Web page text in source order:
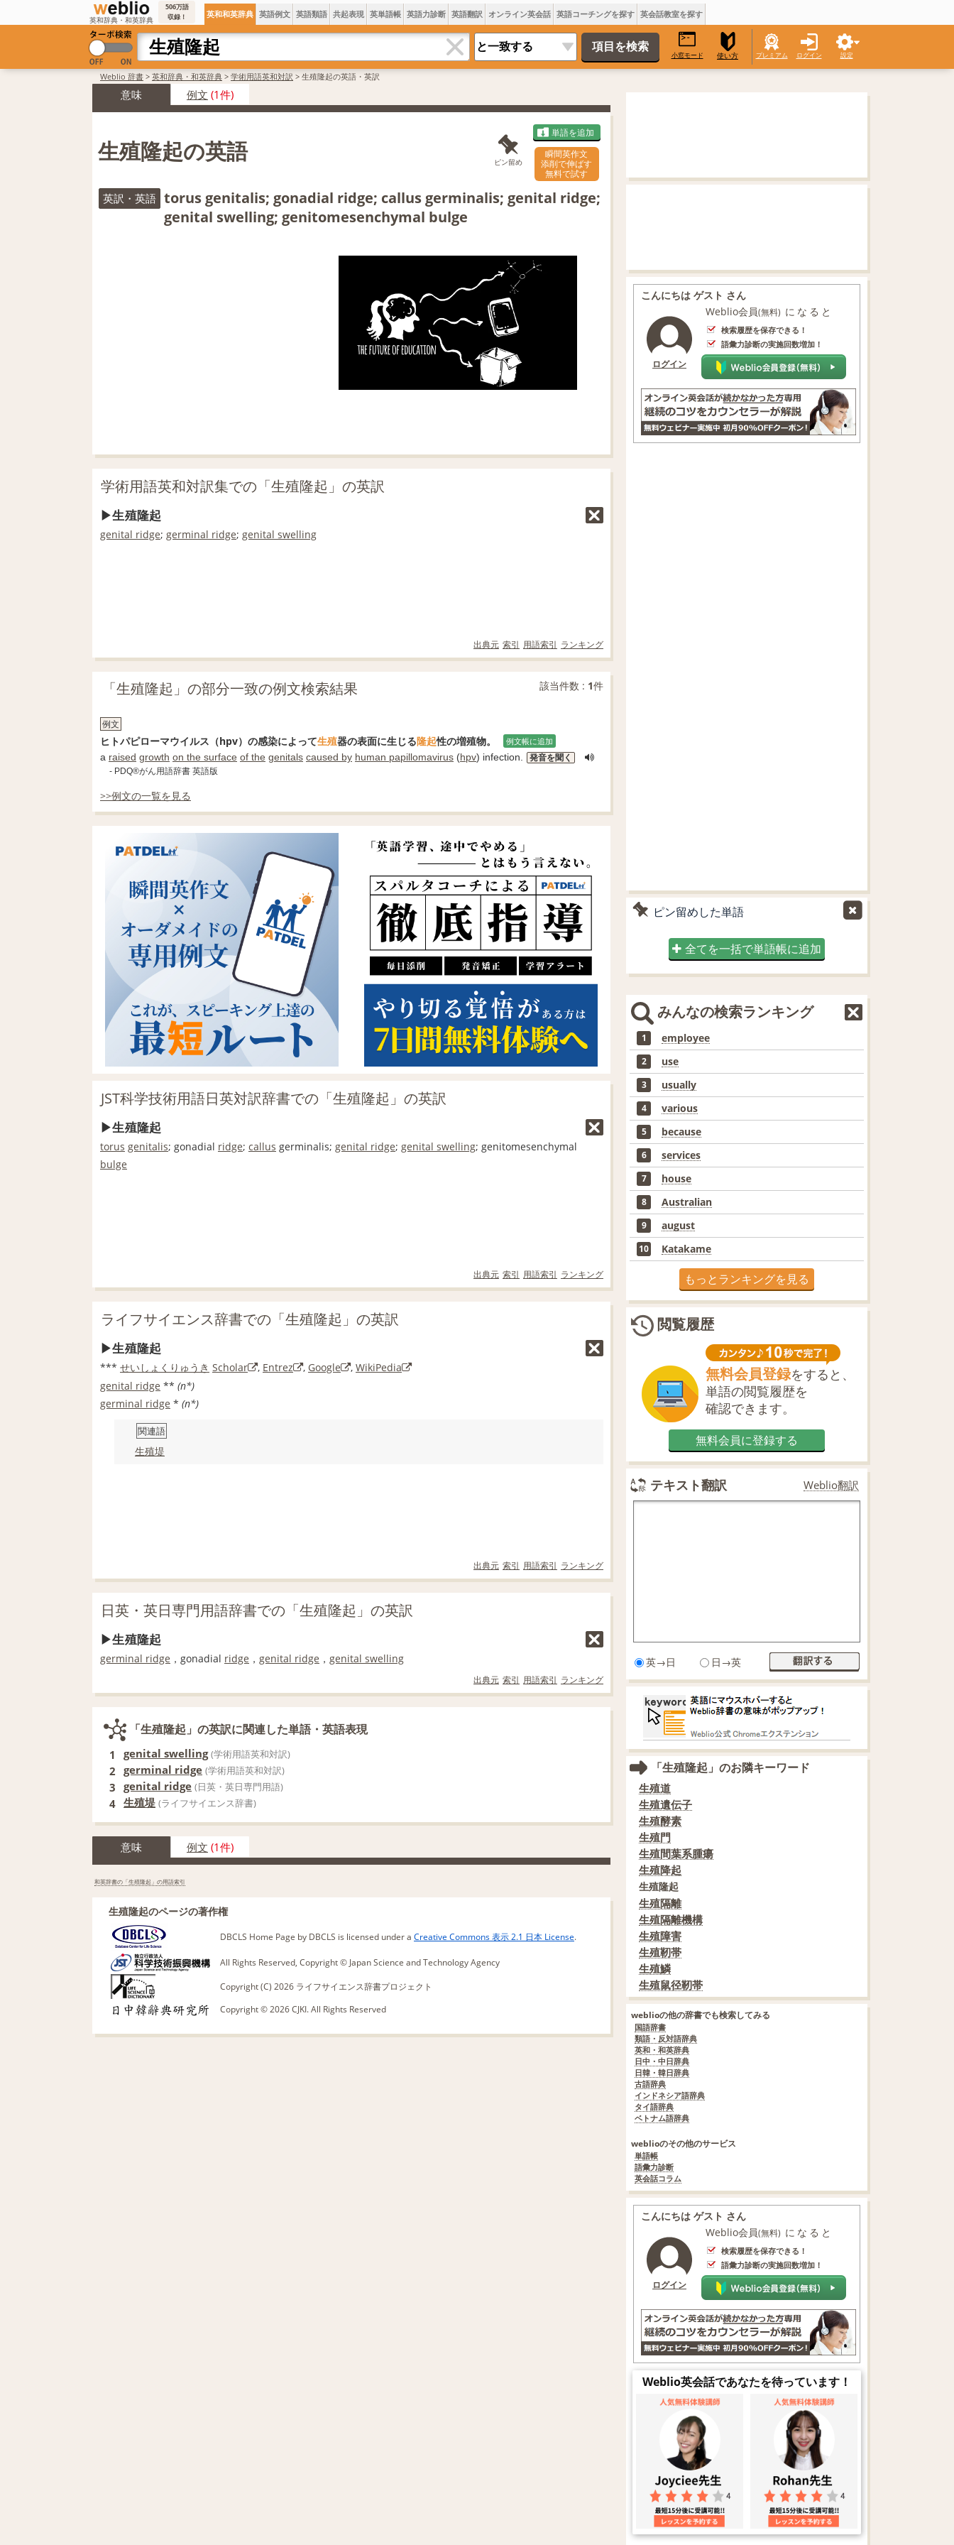
英和辞典・和英辞典
506万語
収録！
英和和英辞典 英語例文 英語類語 共起表現 英単語帳 英語力診断 英語翻訳 オンライン英会話 英語コーチングを探す 英会話教室を探す
小窓モード 使い方 プレミアム ログイン 設定
Weblio 辞書 > 英和辞典・和英辞典 > 学術用語英和対訳 > 生殖隆起の英語・英訳
意味 例文 (1件)
生殖隆起の英語 ピン留め
単語を追加
瞬間英作文
添削で伸ばす
無料で試す
英訳・英語 torus genitalis; gonadial ridge; callus germinalis; genital ridge;
genital swelling; genitomesenchymal bulge
学術用語英和対訳集での「生殖隆起」の英訳
生殖隆起
genital ridge; germinal ridge; genital swelling
出典元 索引 用語索引 ランキング
「生殖隆起」の部分一致の例文検索結果 該当件数 : 1件
例文
ヒトパピローマウイルス（hpv）の感染によって生殖器の表面に生じる隆起性の増殖物。 例文帳に追加
a raised growth on the surface of the genitals caused by human papillomavirus (hpv) infection.
発音を聞く
- PDQ®がん用語辞書 英語版
>>例文の一覧を見る
JST科学技術用語日英対訳辞書での「生殖隆起」の英訳
生殖隆起
torus genitalis; gonadial ridge; callus germinalis; genital ridge; genital swelling; genitomesenchymal
bulge
出典元 索引 用語索引 ランキング
ライフサイエンス辞書での「生殖隆起」の英訳
生殖隆起
*** せいしょく りゅうき Scholar , Entrez , Google , WikiPedia
genital ridge ** (n*)
germinal ridge * (n*)
関連語
生殖堤
出典元 索引 用語索引 ランキング
日英・英日専門用語辞書での「生殖隆起」の英訳
生殖隆起
germinal ridge ，gonadial ridge ， genital ridge ， genital swelling
出典元 索引 用語索引 ランキング
「生殖隆起」の英訳に関連した単語・英語表現
1 genital swelling (学術用語英和対訳)
2 germinal ridge (学術用語英和対訳)
3 genital ridge (日英・英日専門用語)
4 生殖堤 (ライフサイエンス辞書)
意味 例文 (1件)
和英辞書の「生殖隆起」の用語索引
生殖隆起のページの著作権
DBCLS Home Page by DBCLS is licensed under a Creative Commons 表示 2.1 日本 License.
All Rights Reserved, Copyright © Japan Science and Technology Agency
Copyright (C) 2026 ライフサイエンス辞書プロジェクト
Copyright © 2026 CJKI. All Rights Reserved
こんにちは ゲスト さん
ログイン
Weblio会員(無料) になると
検索履歴を保存できる！
語彙力診断の実施回数増加！
ピン留めした単語
全てを一括で単語帳に追加
みんなの検索ランキング
1 employee
2 use
3 usually
4 various
5 because
6 services
7 house
8 Australian
9 august
10 Katakame
もっとランキングを見る
閲覧履歴
無料会員登録をすると、
単語の閲覧履歴を
確認できます。
無料会員に登録する
テキスト翻訳 Weblio翻訳
英→日 日→英
「生殖隆起」のお隣キーワード
生殖道
生殖遺伝子
生殖酵素
生殖門
生殖間葉系腫瘍
生殖降起
生殖隆起
生殖隔離
生殖隔離機構
生殖障害
生殖靭帯
生殖鱗
生殖鼠径靭帯
weblioの他の辞書でも検索してみる
国語辞書
類語・反対語辞典
英和・和英辞典
日中・中日辞典
日韓・韓日辞典
古語辞典
インドネシア語辞典
タイ語辞典
ベトナム語辞典
weblioのその他のサービス
単語帳
語彙力診断
英会話コラム
こんにちは ゲスト さん
ログイン
Weblio会員(無料) になると
検索履歴を保存できる！
語彙力診断の実施回数増加！
Weblio英会話であなたを待っています！